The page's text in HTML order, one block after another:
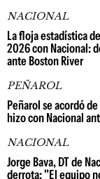
NACIONAL
La floja estadística
2026 con Nacional:
ante Boston River
PEÑAROL
Peñarol se acordó
hizo con Nacional
NACIONAL
Jorge Bava, DT de
derrota: "El equipo